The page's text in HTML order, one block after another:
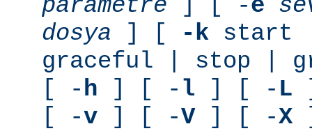
parametre ] [ -e
dosya ] [ -k start
graceful | stop |
[ -h ] [ - l ] [ - L
[ -v ] [ -V] [ -X